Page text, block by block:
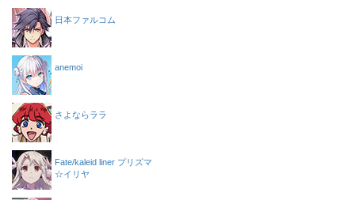
日本ファルコム
anemoi
さよならララ
Fate/kaleid liner プリズマ
☆イリヤ